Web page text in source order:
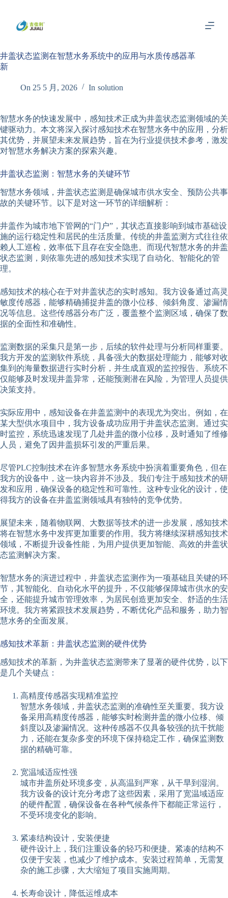
内
井盖状态监测在智慧水务系统中的应用与水质传感器革
新
On 25 5 月, 2026 In solution
智慧水务的快速发展中，感知技术正成为井盖状态监测领域的关
键驱动力。本文将深入探讨感知技术在智慧水务中的应用，分析
其优势，并展望未来发展趋势，旨在为行业提供技术参考，激发
对智慧水务解决方案的探索兴趣。
井盖状态监测：智慧水务的关键环节
智慧水务领域，井盖状态监测是确保城市供水安全、预防公共事
故的关键环节。以下是对这一环节的详细解析：
井盖作为城市地下管网的“门户”，其状态直接影响到城市基础设
施的运行稳定性和居民的生活质量。传统的井盖监测方式往往依
赖人工巡检，效率低下且存在安全隐患。而现代智慧水务的井盖
状态监测，则依靠先进的感知技术实现了自动化、智能化的管
理。
感知技术的核心在于对井盖状态的实时感知。我方设备通过高灵
敏度传感器，能够精确捕捉井盖的微小位移、倾斜角度、渗漏情
况等信息。这些传感器分布广泛，覆盖整个监测区域，确保了数
据的全面性和准确性。
监测数据的采集只是第一步，后续的软件处理与分析同样重要。
我方开发的监测软件系统，具备强大的数据处理能力，能够对收
集到的海量数据进行实时分析，并生成直观的监控报告。系统不
仅能够及时发现井盖异常，还能预测潜在风险，为管理人员提供
决策支持。
实际应用中，感知设备在井盖监测中的表现尤为突出。例如，在
某大型供水项目中，我方设备成功应用于井盖状态监测。通过实
时监控，系统迅速发现了几处井盖的微小位移，及时通知了维修
人员，避免了因井盖损坏引发的严重后果。
尽管PLC控制技术在许多智慧水务系统中扮演着重要角色，但在
我方的设备中，这一块内容并不涉及。我们专注于感知技术的研
发和应用，确保设备的稳定性和可靠性。这种专业化的设计，使
得我方的设备在井盖监测领域具有独特的竞争优势。
展望未来，随着物联网、大数据等技术的进一步发展，感知技术
将在智慧水务中发挥更加重要的作用。我方将继续深耕感知技术
领域，不断提升设备性能，为用户提供更加智能、高效的井盖状
态监测解决方案。
智慧水务的演进过程中，井盖状态监测作为一项基础且关键的环
节，其智能化、自动化水平的提升，不仅能够保障城市供水的安
全，还能提升城市管理效率，为居民创造更加安全、舒适的生活
环境。我方将紧跟技术发展趋势，不断优化产品和服务，助力智
慧水务的全面发展。
感知技术革新：井盖状态监测的硬件优势
感知技术的革新，为井盖状态监测带来了显著的硬件优势，以下
是几个关键点：
高精度传感器实现精准监控
智慧水务领域，井盖状态监测的准确性至关重要。我方设
备采用高精度传感器，能够实时检测井盖的微小位移、倾
斜度以及渗漏情况。这种传感器不仅具备较强的抗干扰能
力，还能在复杂多变的环境下保持稳定工作，确保监测数
据的精确可靠。
宽温域适应性强
城市井盖所处环境多变，从高温到严寒，从干旱到湿润。
我方设备的设计充分考虑了这些因素，采用了宽温域适应
的硬件配置，确保设备在各种气候条件下都能正常运行，
不受环境变化的影响。
紧凑结构设计，安装便捷
硬件设计上，我们注重设备的轻巧和便捷。紧凑的结构不
仅便于安装，也减少了维护成本。安装过程简单，无需复
杂的施工步骤，大大缩短了项目实施周期。
长寿命设计，降低运维成本